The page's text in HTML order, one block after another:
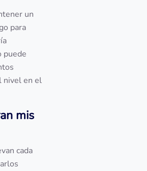
un
para
puede
nivel en el
mis
cada